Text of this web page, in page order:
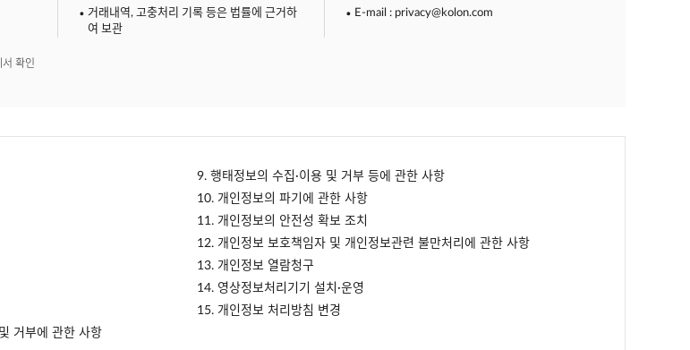
거래내역, 고충처리 기록 등은 법률에 근거하
여 보관
E-mail : privacy@kolon.com
확인
거부에 관한 사항
9. 행태정보의 수집·이용 및 거부 등에 관한 사항
10. 개인정보의 파기에 관한 사항
11. 개인정보의 안전성 확보 조치
12. 개인정보 보호책임자 및 개인정보관련 불만처리에 관한 사항
13. 개인정보 열람청구
14. 영상정보처리기기 설치∙운영
15. 개인정보 처리방침 변경